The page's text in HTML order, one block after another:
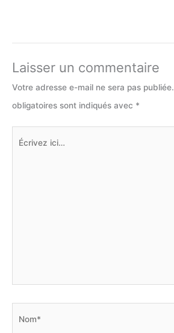
Laisser un commentaire
Votre adresse e-mail ne sera pas publiée.
obligatoires sont indiqués avec *